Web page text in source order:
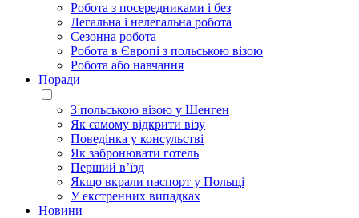
Робота з посередниками і без
Легальна і нелегальна робота
Сезонна робота
Робота в Європі з польською візою
Робота або навчання
Поради
З польською візою у Шенген
Як самому відкрити візу
Поведінка у консульстві
Як забронювати готель
Перший в’їзд
Якщо вкрали паспорт у Польщі
У екстренних випадках
Новини